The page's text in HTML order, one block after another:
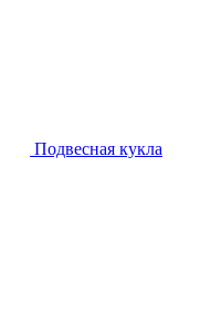
Подвесная кукла